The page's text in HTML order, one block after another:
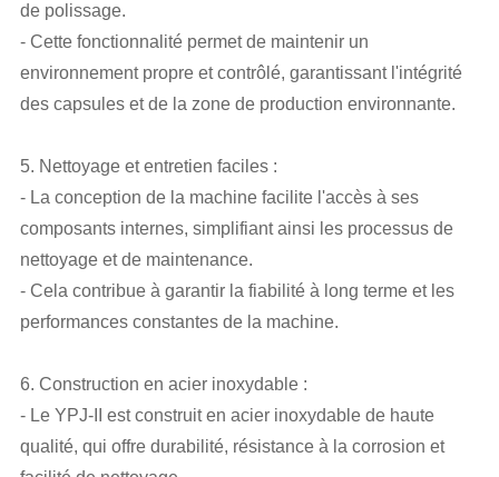
de polissage.
- Cette fonctionnalité permet de maintenir un
environnement propre et contrôlé, garantissant l'intégrité
des capsules et de la zone de production environnante.
5. Nettoyage et entretien faciles :
- La conception de la machine facilite l'accès à ses
composants internes, simplifiant ainsi les processus de
nettoyage et de maintenance.
- Cela contribue à garantir la fiabilité à long terme et les
performances constantes de la machine.
6. Construction en acier inoxydable :
- Le YPJ-II est construit en acier inoxydable de haute
qualité, qui offre durabilité, résistance à la corrosion et